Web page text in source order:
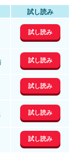
試し読み
試し読み
試し読み
試し読み
試し読み
試し読み